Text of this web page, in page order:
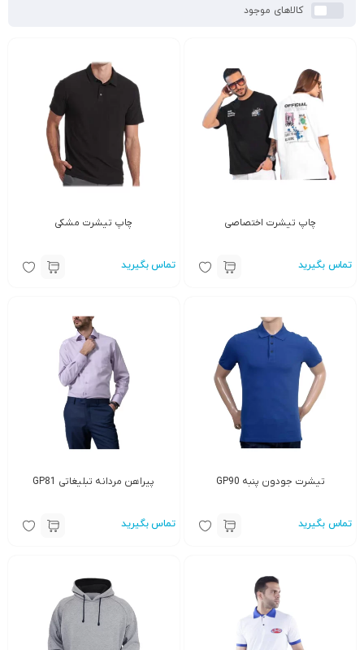
کالاهای موجود
چاپ تیشرت اختصاصی
تماس بگیرید
چاپ تیشرت مشکی
تماس بگیرید
تیشرت جودون پنبه GP90
تماس بگیرید
پیراهن مردانه تبلیغاتی GP81
تماس بگیرید